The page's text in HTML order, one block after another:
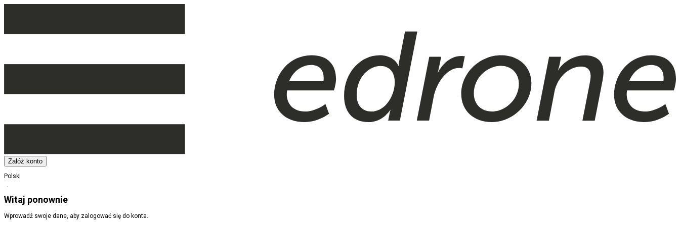
Załóż konto
Polski
Witaj ponownie
Wprowadź swoje dane, aby zalogować się do konta.